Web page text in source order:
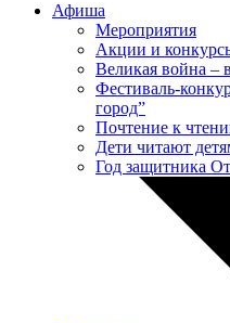
Афиша
Мероприятия
Акции и
Великая война –
Фестиваль-
город”
Почтение к
Дети читают
Год защитника